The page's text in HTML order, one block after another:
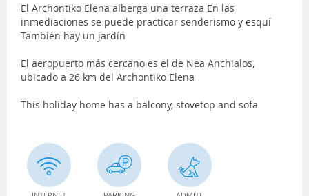
El Archontiko Elena alberga una terraza En las
inmediaciones se puede practicar senderismo y esquí
También hay un jardín
El aeropuerto más cercano es el de Nea Anchialos,
ubicado a 26 km del Archontiko Elena
This holiday home has a balcony, stovetop and sofa